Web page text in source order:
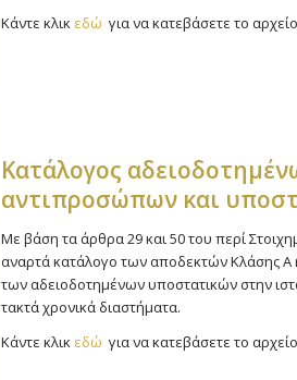
Κάντε κλικ εδώ για να κατεβάσετε το
Kατάλογος
αντιπροσώπων και
Με βάση τα άρθρα 29 και 50 του περί
αναρτά κατάλογο των αποδεκτών Κλάσης
των αδειοδοτημένων υποστατικών στην
τακτά χρονικά διαστήματα.
Κάντε κλικ εδώ για να κατεβάσετε το